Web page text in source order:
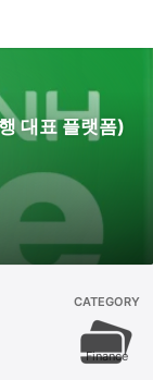
대표 플랫폼)
CATEGORY
Finance